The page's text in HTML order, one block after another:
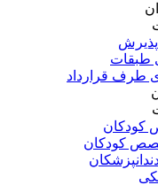
طبقات
طرف قرارداد
کودکان
کودکان